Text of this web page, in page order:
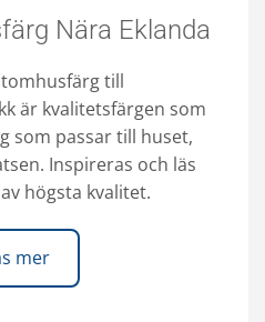
Nära Eklanda
till
är kvalitetsfärgen som
som passar till huset,
Inspireras och läs
högsta kvalitet.
mer